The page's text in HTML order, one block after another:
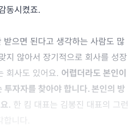
동시켰죠.
받으면 된다고 생각하는 사람도 많
지 않아서 장기적으로 회사를 성장
회사도 있어요. 어렵더라도 본인이
투자자를 찾아야 합니다. 본인의 방
. 한 킴 대표는 김봉진 대표의 그런
니다.